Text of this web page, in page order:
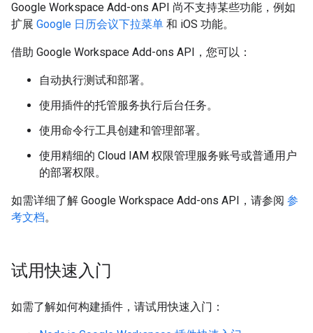
Google Workspace Add-ons API 尚不支持某些功能，例如
扩展 Google 日历会议下拉菜单 和 iOS 功能。
借助 Google Workspace Add-ons API，您可以：
自动执行测试和部署。
使用插件的托管服务执行后台任务。
使用命令行工具创建和管理部署。
使用精细的 Cloud IAM 权限管理服务账号或普通用户
的部署权限。
如需详细了解 Google Workspace Add-ons API，请参阅 参
考文档。
试用快速入门
如需了解如何构建插件，请试用快速入门：